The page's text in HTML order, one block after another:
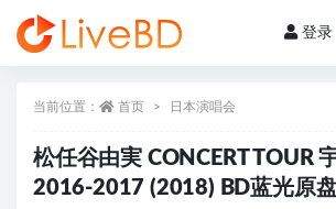
登录
当前位置： 首页 日本演唱会
松任谷由実 CONCERT TOUR
2016-2017 (2018) BD蓝光原